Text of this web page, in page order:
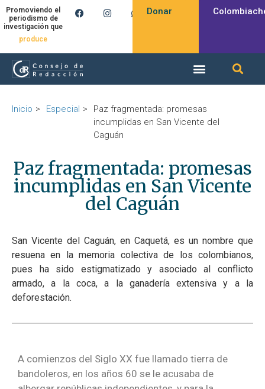
Promoviendo el
periodismo de
investigación que
produce
Donar
Inicio Especial
Paz fragmentada: promesas
incumplidas en San Vicente del
Caguán
Paz fragmentada: promesas
incumplidas en San Vicente
del Caguán
San Vicente del Caguán, en Caquetá, es un nombre que
resuena en la memoria colectiva de los colombianos,
pues ha sido estigmatizado y asociado al conflicto
armado, a la coca, a la ganadería extensiva y a la
deforestación.
A comienzos del Siglo XX fue llamado tierra de
bandoleros, en los años 60 se le acusaba de